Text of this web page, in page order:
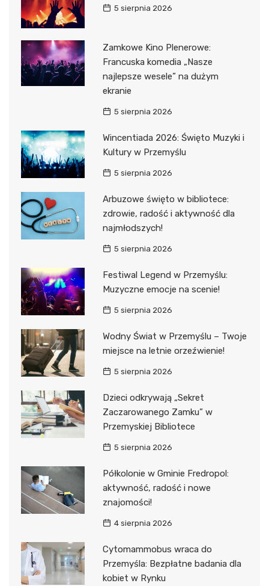
5 sierpnia 2026
Zamkowe Kino Plenerowe:
Francuska komedia „Nasze
najlepsze wesele” na dużym
ekranie
5 sierpnia 2026
Wincentiada 2026: Święto Muzyki i
Kultury w Przemyślu
5 sierpnia 2026
Arbuzowe święto w bibliotece:
zdrowie, radość i aktywność dla
najmłodszych!
5 sierpnia 2026
Festiwal Legend w Przemyślu:
Muzyczne emocje na scenie!
5 sierpnia 2026
Wodny Świat w Przemyślu – Twoje
miejsce na letnie orzeźwienie!
5 sierpnia 2026
Dzieci odkrywają „Sekret
Zaczarowanego Zamku” w
Przemyskiej Bibliotece
5 sierpnia 2026
Półkolonie w Gminie Fredropol:
aktywność, radość i nowe
znajomości!
4 sierpnia 2026
Cytomammobus wraca do
Przemyśla: Bezpłatne badania dla
kobiet w Rynku